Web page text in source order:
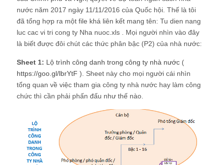
nước năm 2017 ngày 11/11/2016 của Quốc hội. Thế là tôi
đã tổng hợp ra một file khá liên kết mang tên: Tu dien nang
luc cac vi tri cong ty Nha nuoc.xls . Mọi người nhìn vào đây
là biết được đôi chút các thức phân bậc (P2) của nhà nước:
Sheet 1: Lộ trình công danh trong công ty nhà nước (
https://goo.gl/lbrYtF ). Sheet này cho mọi người cái nhìn
tổng quan về việc tham gia công ty nhà nước hay làm công
chức thì cần phải phấn đấu như thế nào.